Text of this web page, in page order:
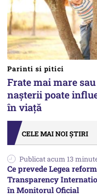
Parinti si pitici
Frate mai mare
nașterii poate
în viață
CELE MAI NOI ȘTIRI
Publicat acum 13
Ce prevede Legea
Transparency
în Monitorul Oficial